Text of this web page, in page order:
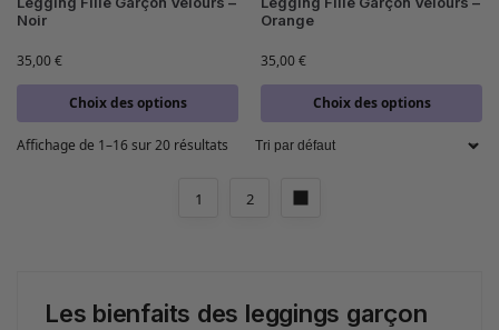
Noir
35,00€
Choix des options
Orange
35,00€
Choix des options
Affichage de 1–16 sur 20 résultats
1 2
Les bienfaits des leggings garçon